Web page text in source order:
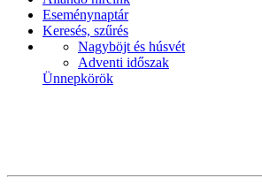
Eseménynaptár
Keresés, szűrés
Nagyböjt és húsvét
Adventi időszak
Ünnepkörök